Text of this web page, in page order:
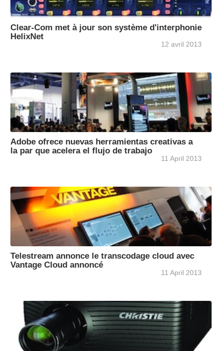
Clear-Com met à jour son système d'interphonie
HelixNet
12 avril 2013
Adobe ofrece nuevas herramientas creativas a
la par que acelera el flujo de trabajo
11 April 2013
Telestream annonce le transcodage cloud avec
Vantage Cloud annoncé
11 April 2013